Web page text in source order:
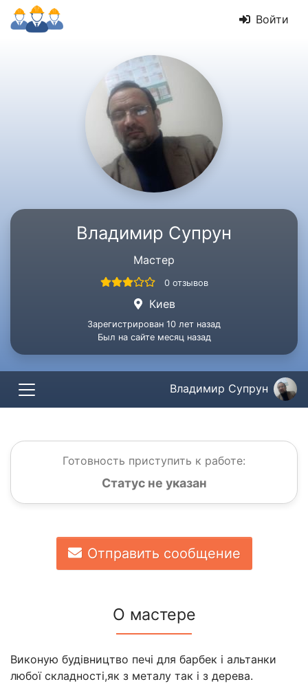
Войти
Владимир Супрун
Мастер
0 отзывов
Киев
Зарегистрирован 10 лет назад
Был на сайте месяц назад
Владимир Супрун
Готовность приступить к работе:
Статус не указан
Отправить сообщение
О мастере
Виконую будівництво печі для барбек і альтанки
любої складності,як з металу так і з дерева.